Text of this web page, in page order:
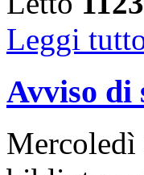
Leggi
Avviso di
Mercoledì